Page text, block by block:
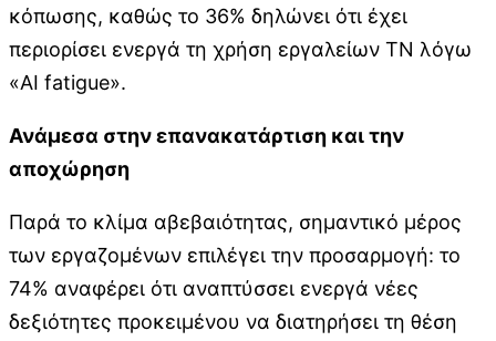
κόπωσης, καθώς το 36% δηλώνει ότι έχει
περιορίσει ενεργά τη χρήση εργαλείων ΤΝ λόγω
«AI fatigue».
Ανάμεσα στην επανακατάρτιση και την
αποχώρηση
Παρά το κλίμα αβεβαιότητας, σημαντικό μέρος
των εργαζομένων επιλέγει την προσαρμογή: το
74% αναφέρει ότι αναπτύσσει ενεργά νέες
δεξιότητες προκειμένου να διατηρήσει τη θέση